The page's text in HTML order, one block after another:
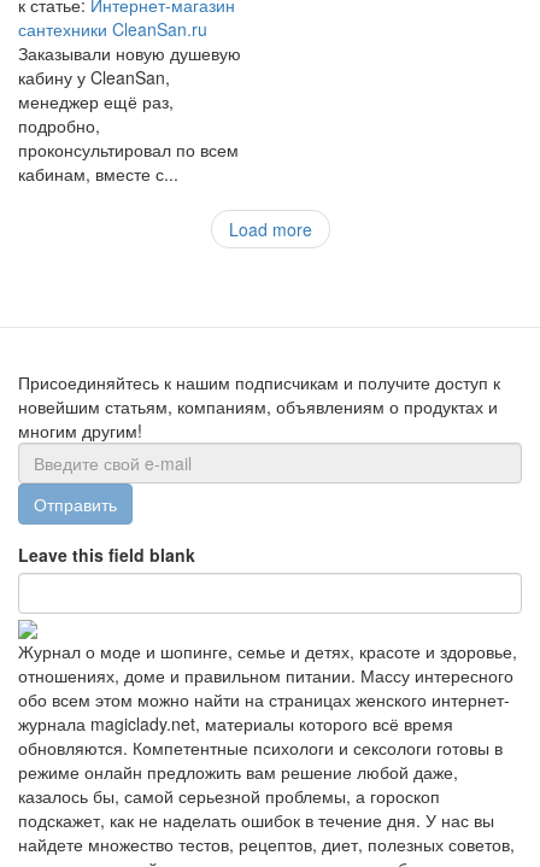
к статье: Интернет-магазин
сантехники CleanSan.ru
Заказывали новую душевую
кабину у CleanSan,
менеджер ещё раз,
подробно,
проконсультировал по всем
кабинам, вместе с...
Load more
Присоединяйтесь к нашим подписчикам и получите доступ к
новейшим статьям, компаниям, объявлениям о продуктах и
многим другим!
Отправить
Leave this field blank
Журнал о моде и шопинге, семье и детях, красоте и здоровье,
отношениях, доме и правильном питании. Массу интересного
обо всем этом можно найти на страницах женского интернет-
журнала magiclady.net, материалы которого всё время
обновляются. Компетентные психологи и сексологи готовы в
режиме онлайн предложить вам решение любой даже,
казалось бы, самой серьезной проблемы, а гороскоп
подскажет, как не наделать ошибок в течение дня. У нас вы
найдете множество тестов, рецептов, диет, полезных советов,